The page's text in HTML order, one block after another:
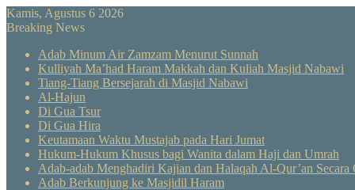
Kamis, Agustus 6 2026
Breaking News
Adab Minum Air Zamzam Menurut Sunnah
Kulliyah Ma’had Haram Makkah dan Kuliah Masjid Nabawi
Tiang-Tiang Bersejarah di Masjid Nabawi
Al-Hajun
Di Gua Tsur
Di Gua Hira
Keutamaan Waktu Mustajab pada Hari Jumat
Hukum-Hukum Khusus bagi Wanita dalam Haji dan Umrah
Adab-adab Menghadiri Kajian dan Halaqah Al-Qur’an Secara
Adab Berkunjung ke Masjidil Haram